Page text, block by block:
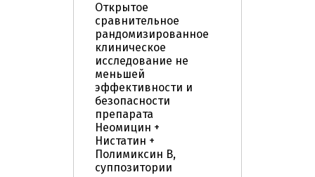
Открытое
сравнительное
рандомизированное
клиническое
исследование не
меньшей
эффективности и
безопасности
препарата
Неомицин +
Нистатин +
Полимиксин В,
суппозитории